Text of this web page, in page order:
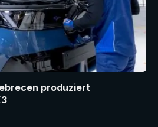
produziert